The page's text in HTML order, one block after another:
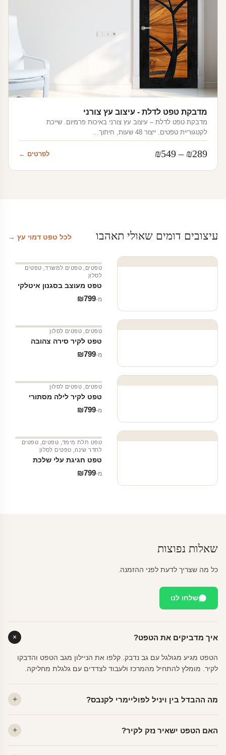
מדבקת טפט לדלת - עיצוב עץ צורני
מדבקת טפט לדלת – עיצוב עץ צורני באיכות פרמיום. שייכת
לקטגוריית טפטים. ייצור 48 שעות, חיתוך…
₪289
–
₪549
מחירים:
לפרטים ←
עיצובים דומים שאולי תאהבו לכל טפט דמוי עץ →
טפטים טפטים למשרד, טפטים
לסלון
טפט מעוצב בסגנון איטלקי
מ‑ ₪799
טפטים טפטים לסלון
טפט לקיר סירה צהובה
מ‑ ₪799
טפטים טפטים לסלון
טפט לקיר לילה מסתורי
מ‑ ₪799
טפט תלת מימד טפטים
טפטים
לחדר שינה
טפטים לסלון
טפט חגיגת עלי שלכת
מ‑ ₪799
שאלות נפוצות
כל מה שצריך לדעת לפני ההזמנה.
שלחו לנו
איך מדביקים את הטפט?
הטפט מגיע מגולגל עם גב נדבק. קלפו את הניילון מגב הטפט והדבקו
לקיר. מומלץ להתחיל מהמרכז ולעבוד לצדדים עם גלגלת מחליקה.
מה ההבדל בין ויניל לפוליימרי לקנבס?
פרמיום. קנבס — בד אמנותי יוקרתי, מט.
האם הטפט ישאיר נזק לקיר?